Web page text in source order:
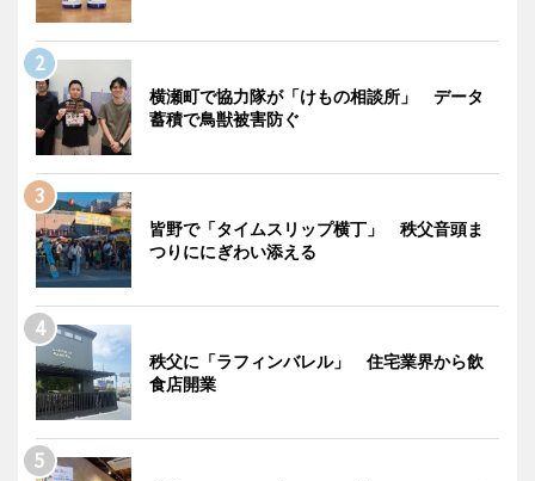
横瀬町で協力隊が「けもの相談所」 データ
蓄積で鳥獣被害防ぐ
皆野で「タイムスリップ横丁」 秩父音頭ま
つりににぎわい添える
秩父に「ラフィンバレル」 住宅業界から飲
食店開業